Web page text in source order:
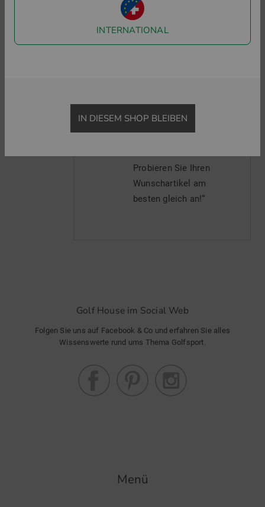
Elke Fuest,
Textilexpertin in
der Filiale
nicht: bequem von zu
Hause Ihr Lieblingsteil
Probieren Sie Ihren
Wunschartikel am
besten gleich an!“
Golf House im Social Web
Folgen Sie uns auf Facebook & Co und erfahren Sie alles
Wissenswerte rund ums Thema Golfsport.
Menü
INTERNATIONAL
IN DIESEM SHOP BLEIBEN